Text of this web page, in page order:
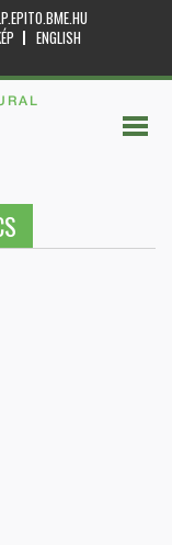
ENGLISH